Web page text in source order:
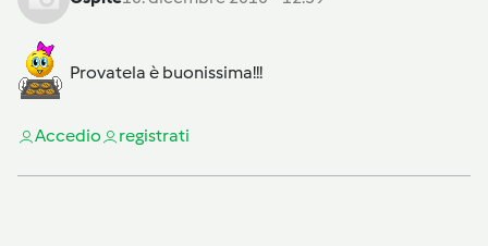
Provatela è buonissima!!!
Accedio registrati